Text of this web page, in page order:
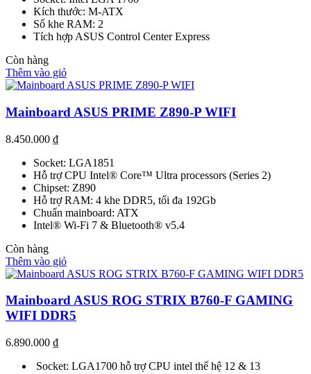
Kích thước: M-ATX
Số khe RAM: 2
Tích hợp ASUS Control Center Express
Còn hàng
Thêm vào giỏ
Mainboard ASUS PRIME Z890-P WIFI
8.450.000 ₫
Socket: LGA1851
Hỗ trợ CPU Intel® Core™ Ultra processors (Series 2)
Chipset: Z890
Hỗ trợ RAM: 4 khe DDR5, tối đa 192Gb
Chuẩn mainboard: ATX
Intel® Wi-Fi 7 & Bluetooth® v5.4
Còn hàng
Thêm vào giỏ
Mainboard ASUS ROG STRIX B760-F GAMING
WIFI DDR5
6.890.000 ₫
Socket: LGA1700 hỗ trợ CPU intel thế hệ 12 & 13